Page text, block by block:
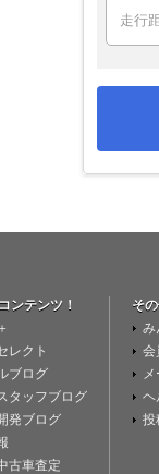
ンテンツ！
レクト
ブログ
タッフブログ
発ブログ
古車査定
そ
み
会
ヘ
投